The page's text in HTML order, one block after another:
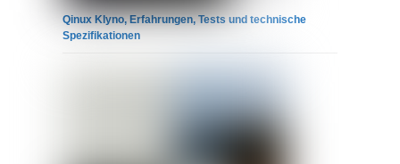
Qinux Klyno, Erfahrungen, Tests und technische
Spezifikationen